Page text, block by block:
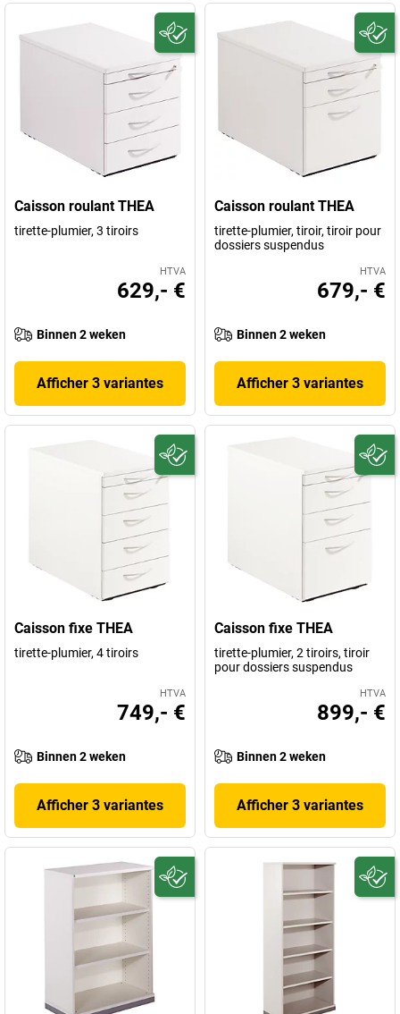
Caisson roulant THEA
tirette-plumier, 3 tiroirs
HTVA
629,- €
Binnen 2 weken
Afficher 3 variantes
Caisson roulant THEA
tirette-plumier, tiroir, tiroir pour
dossiers suspendus
HTVA
679,- €
Binnen 2 weken
Afficher 3 variantes
Caisson fixe THEA
tirette-plumier, 4 tiroirs
HTVA
749,- €
Binnen 2 weken
Afficher 3 variantes
Caisson fixe THEA
tirette-plumier, 2 tiroirs, tiroir
pour dossiers suspendus
HTVA
899,- €
Binnen 2 weken
Afficher 3 variantes